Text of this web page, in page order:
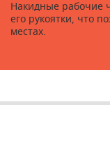
Накидные рабочие
его рукоятки, что
местах.